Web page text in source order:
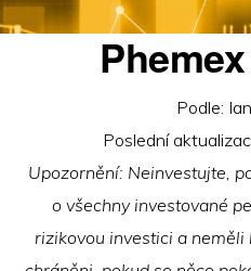
Podle:
Poslední
Upozornění: Neinvestujte,
o všechny investované
rizikovou investici a neměli